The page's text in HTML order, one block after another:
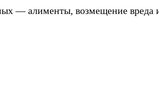
— алименты, возмещение вреда